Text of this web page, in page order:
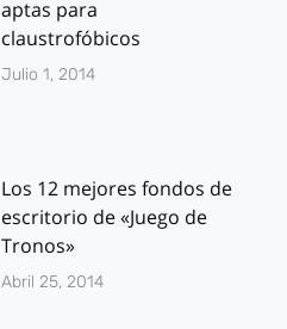
aptas para
claustrofóbicos
Julio 1, 2014
Los 12 mejores fondos de
escritorio de «Juego de
Tronos»
Abril 25, 2014